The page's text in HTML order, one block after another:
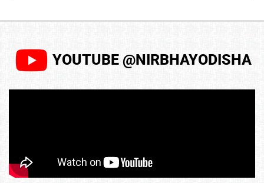
YOUTUBE @NIRBHAYODISHA